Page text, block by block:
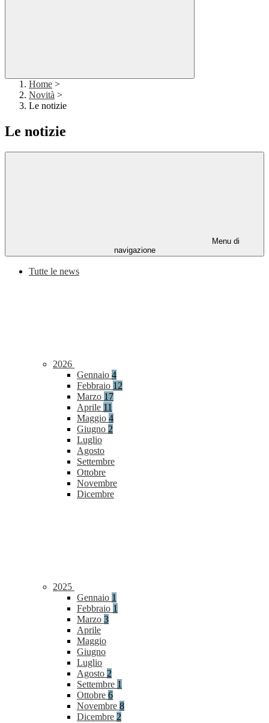
Home >
Novità >
Le notizie
Le notizie
Menu di
navigazione
Tutte le news
2026
Gennaio 4
Febbraio 12
Marzo 17
Aprile 11
Maggio 4
Giugno 2
Luglio
Agosto
Settembre
Ottobre
Novembre
Dicembre
2025
Gennaio 1
Febbraio 1
Marzo 3
Aprile
Maggio
Giugno
Luglio
Agosto 2
Settembre 1
Ottobre 6
Novembre 8
Dicembre 2